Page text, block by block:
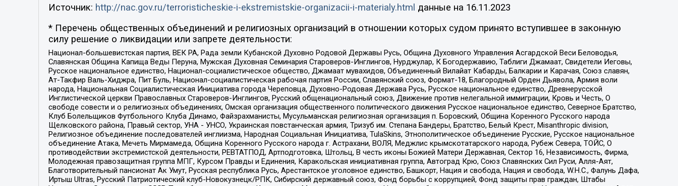
Источник: http://nac.gov.ru/terroristicheskie-i-ekstremistskie-organizacii-i-materialy.html данные на 16.11.2023
* Перечень общественных объединений и религиозных организаций в отношении которых судом принято вступившее в законную
силу решение о ликвидации или запрете деятельности:
Национал-большевистская партия, ВЕК РА, Рада земли Кубанской Духовно Родовой Державы Русь, Община Духовного Управления Асгардской Веси Беловодья,
Славянская Община Капища Веды Перуна, Мужская Духовная Семинария Староверов-Инглингов, Нурджулар, К Богодержавию, Таблиги Джамаат, Свидетели Иеговы,
Русское национальное единство, Национал-социалистическое общество, Джамаат мувахидов, Объединенный Вилайат Кабарды, Балкарии и Карачая, Союз славян,
Ат-Такфир Валь-Хиджра, Пит Буль, Национал-социалистическая рабочая партия России, Славянский союз, Формат-18, Благородный Орден Дьявола, Армия воли
народа, Национальная Социалистическая Инициатива города Череповца, Духовно-Родовая Держава Русь, Русское национальное единство, Древнерусской
Инглистической церкви Православных Староверов-Инглингов, Русский общенациональный союз, Движение против нелегальной иммиграции, Кровь и Честь, О
свободе совести и о религиозных объединениях, Омская организация общественного политического движения Русское национальное единство, Северное Братство,
Клуб Болельщиков Футбольного Клуба Динамо, Файзрахманисты, Мусульманская религиозная организация п. Боровский, Община Коренного Русского народа
Щелковского района, Правый сектор, УНА - УНСО, Украинская повстанческая армия, Тризуб им. Степана Бандеры, Братство, Белый Крест, Misanthropic division,
Религиозное объединение последователей инглиизма, Народная Социальная Инициатива, TulaSkins, Этнополитическое объединение Русские, Русское национальное
объединение Атака, Мечеть Мирмамеда, Община Коренного Русского народа г. Астрахани, ВОЛЯ, Меджлис крымскотатарского народа, Рубеж Севера, ТОЙС, О
противодействии экстремистской деятельности, РЕВТАТПОД, Артподготовка, Штольц, В честь иконы Божией Матери Державная, Сектор 16, Независимость, Фирма,
Молодежная правозащитная группа МПГ, Курсом Правды и Единения, Каракольская инициативная группа, Автоград Крю, Союз Славянских Сил Руси, Алля-Аят,
Благотворительный пансионат Ак Умут, Русская республика Русь, Арестантское уголовное единство, Башкорт, Нация и свобода, Нация и свобода, W.H.С., Фалунь Дафа,
Иртыш Ultras, Русский Патриотический клуб-Новокузнецк/РПК, Сибирский державный союз, Фонд борьбы с коррупцией, Фонд защиты прав граждан, Штабы